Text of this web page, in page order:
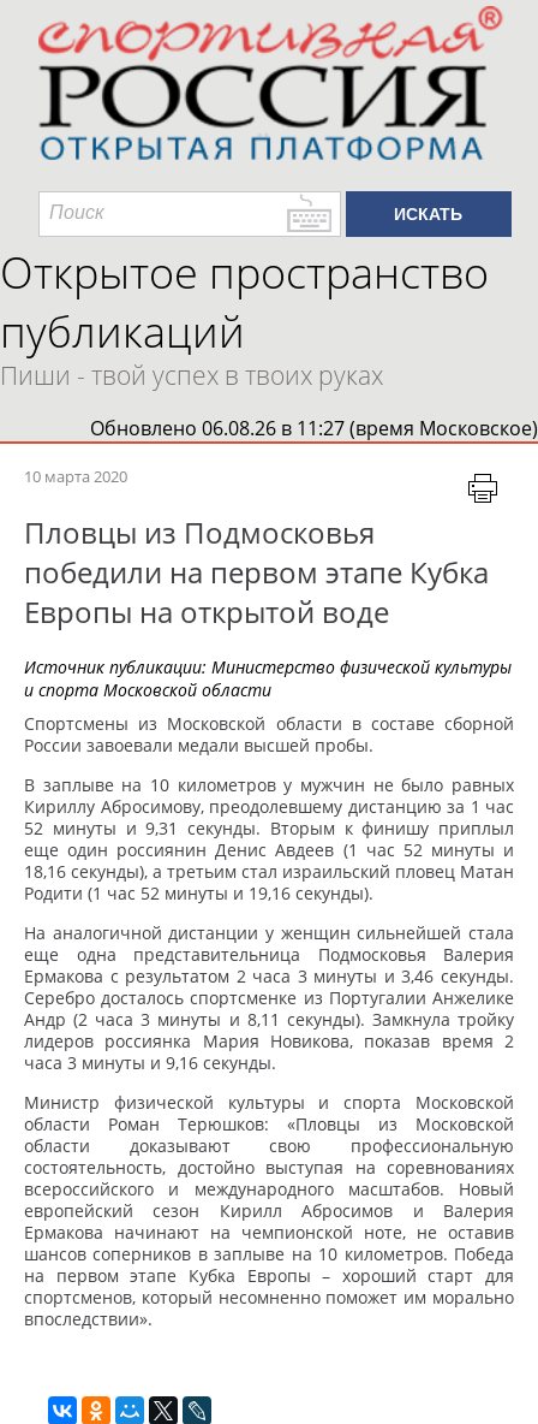
Открытое пространство
публикаций
Пиши - твой успех в твоих руках
Обновлено 06.08.26 в 11:27 (время Московское)
10 марта 2020
Пловцы из Подмосковья
победили на первом этапе Кубка
Европы на открытой воде
Источник публикации: Министерство физической культуры
и спорта Московской области
Спортсмены из Московской области в составе сборной
России завоевали медали высшей пробы.
В заплыве на 10 километров у мужчин не было равных
Кириллу Абросимову, преодолевшему дистанцию за 1 час
52 минуты и 9,31 секунды. Вторым к финишу приплыл
еще один россиянин Денис Авдеев (1 час 52 минуты и
18,16 секунды), а третьим стал израильский пловец Матан
Родити (1 час 52 минуты и 19,16 секунды).
На аналогичной дистанции у женщин сильнейшей стала
еще одна представительница Подмосковья Валерия
Ермакова с результатом 2 часа 3 минуты и 3,46 секунды.
Серебро досталось спортсменке из Португалии Анжелике
Андр (2 часа 3 минуты и 8,11 секунды). Замкнула тройку
лидеров россиянка Мария Новикова, показав время 2
часа 3 минуты и 9,16 секунды.
Министр физической культуры и спорта Московской
области Роман Терюшков: «Пловцы из Московской
области доказывают свою профессиональную
состоятельность, достойно выступая на соревнованиях
всероссийского и международного масштабов. Новый
европейский сезон Кирилл Абросимов и Валерия
Ермакова начинают на чемпионской ноте, не оставив
шансов соперников в заплыве на 10 километров. Победа
на первом этапе Кубка Европы – хороший старт для
спортсменов, который несомненно поможет им морально
впоследствии».